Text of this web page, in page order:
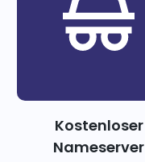
Kostenloser
Nameserver